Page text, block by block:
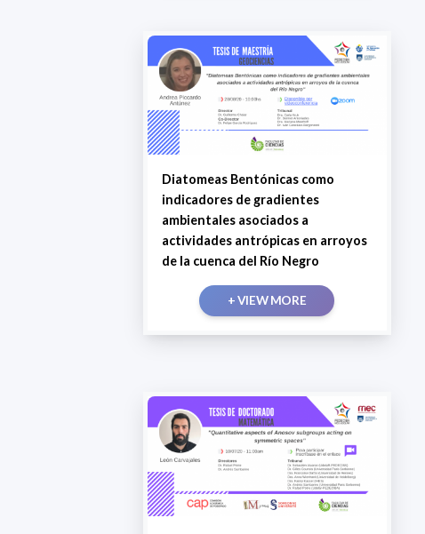
Diatomeas Bentónicas como
indicadores de gradientes
ambientales asociados a
actividades antrópicas en arroyos
de la cuenca del Río Negro
+ VIEW MORE